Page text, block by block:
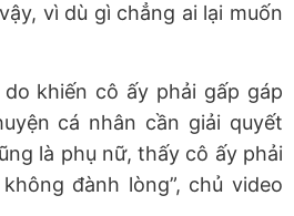
vì dù gì chẳng ai lại muốn
khiến cô ấy phải gấp gáp
cá nhân cần giải quyết
là phụ nữ, thấy cô ấy phải
đành lòng”, chủ video